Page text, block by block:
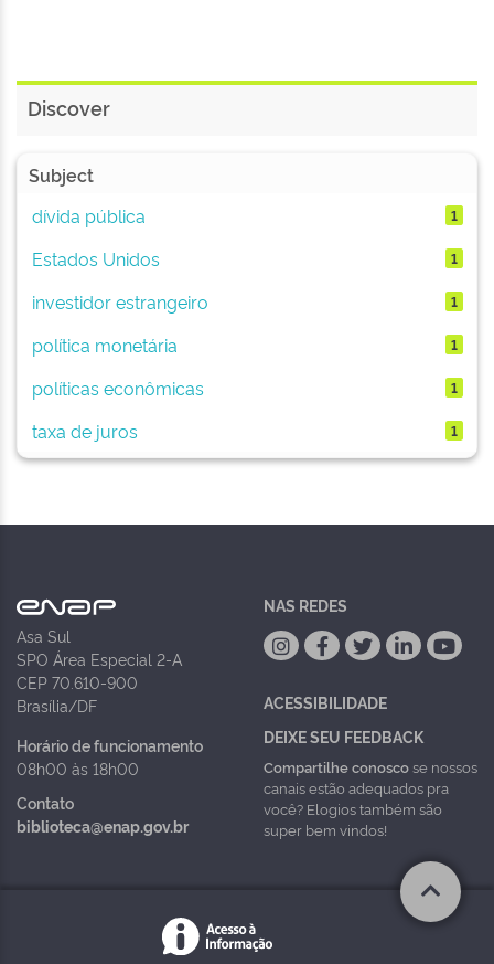
Discover
Subject
dívida pública
1
Estados Unidos 1
investidor estrangeiro 1
política monetária 1
políticas econômicas 1
taxa de juros 1
Asa Sul
SPO Área Especial 2-A
CEP 70.610-900
Brasília/DF
Horário de funcionamento
08h00 às 18h00
Contato
biblioteca@enap.gov.br
NAS REDES
ACESSIBILIDADE
DEIXE SEU FEEDBACK
Compartilhe conoscose nossos
canais estão adequados pra
você? Elogios também são
super bem vindos!